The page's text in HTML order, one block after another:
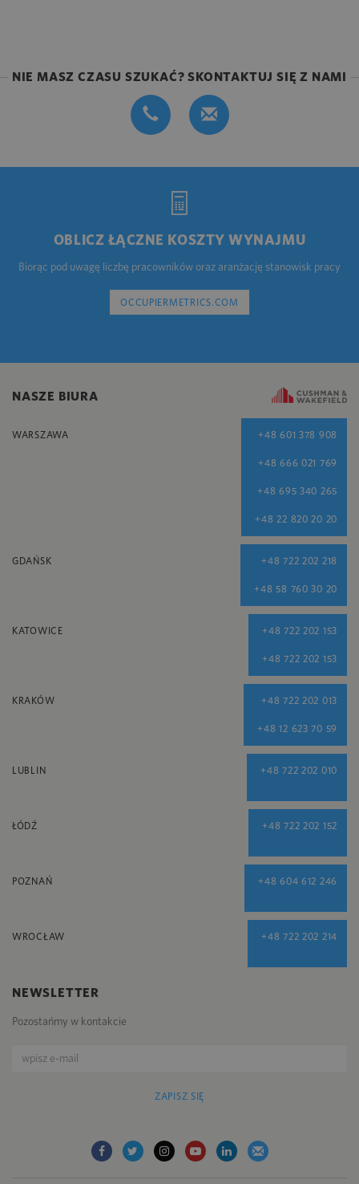
NIE MASZ CZASU SZUKAĆ? SKONTAKTUJ SIĘ Z NAMI
OBLICZ ŁĄCZNE KOSZTY WYNAJMU
Biorąc pod uwagę liczbę pracowników oraz aranżację stanowisk pracy
OCCUPIERMETRICS.COM
NASZE BIURA
WARSZAWA +48 601 378 908
+48 666 021 769
+48 695 340 265
+48 22 820 20 20
GDAŃSK +48 722 202 218
+48 58 760 30 20
KATOWICE +48 722 202 153
+48 722 202 153
KRAKÓW +48 722 202 013
+48 12 623 70 59
LUBLIN +48 722 202 010
ŁÓDŹ +48 722 202 152
POZNAŃ +48 604 612 246
WROCŁAW +48 722 202 214
NEWSLETTER
Pozostańmy w kontakcie
ZAPISZ SIĘ